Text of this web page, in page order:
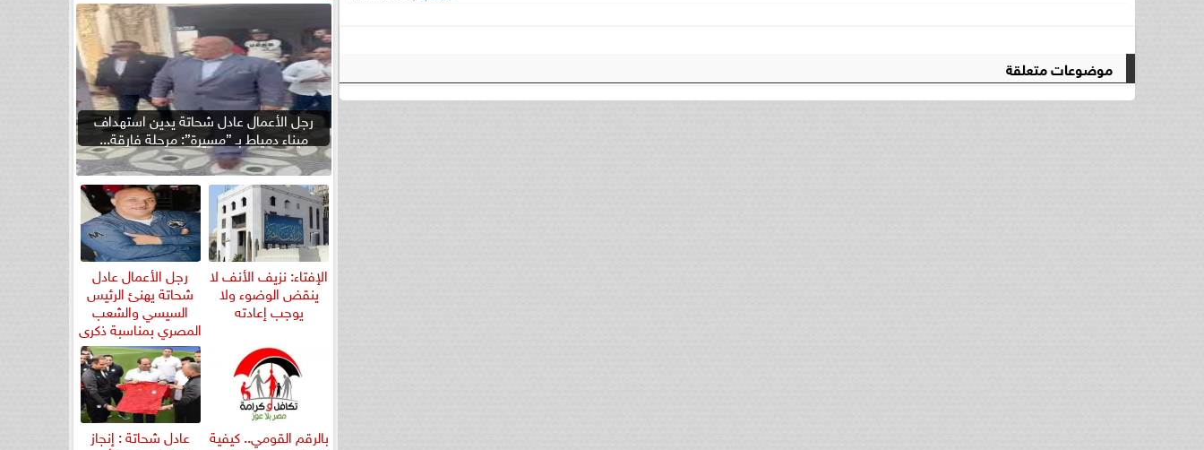
موضوعات متعلقة
رجل الأعمال عادل شحاتة يدين استهداف
ميناء دمياط بـ ”مسيرة”: مرحلة فارقة...
الإفتاء: نزيف الأنف لا
ينقض الوضوء ولا
يوجب إعادته
رجل الأعمال عادل
شحاتة يهنئ الرئيس
السيسي والشعب
المصري بمناسبة ذكرى
ثورة...
بالرقم القومي.. كيفية عادل شحاتة : إنجاز